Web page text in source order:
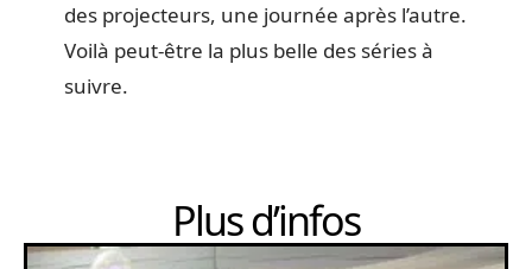
des projecteurs, une journée après l’autre.
Voilà peut-être la plus belle des séries à
suivre.
Plus d’infos